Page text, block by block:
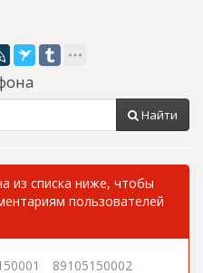
Найти
из списка ниже, чтобы
пользователей
89105150002